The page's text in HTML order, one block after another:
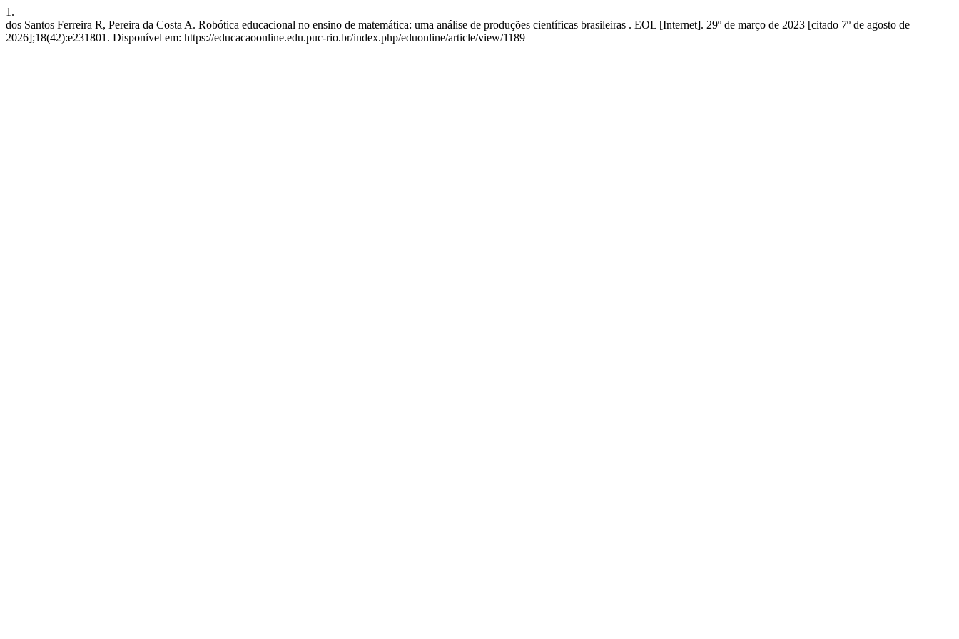
1.
dos Santos Ferreira R, Pereira da Costa A. Robótica educacional no ensino de matemática: uma análise de produções científicas brasileiras . EOL [Internet]. 29º de março de 2023 [citado 7º de agosto de
2026];18(42):e231801. Disponível em: https://educacaoonline.edu.puc-rio.br/index.php/eduonline/article/view/1189